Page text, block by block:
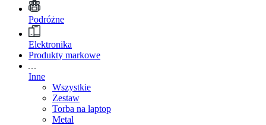
Podróżne
Elektronika
Produkty markowe
Inne
Wszystkie
Zestaw
Torba na laptop
Metal